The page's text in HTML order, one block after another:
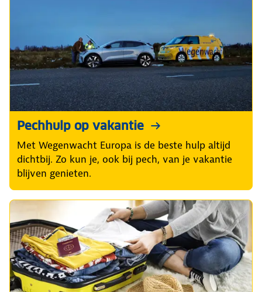
Pechhulp op vakantie
Met Wegenwacht Europa is de beste hulp altijd
dichtbij. Zo kun je, ook bij pech, van je vakantie
blijven genieten.